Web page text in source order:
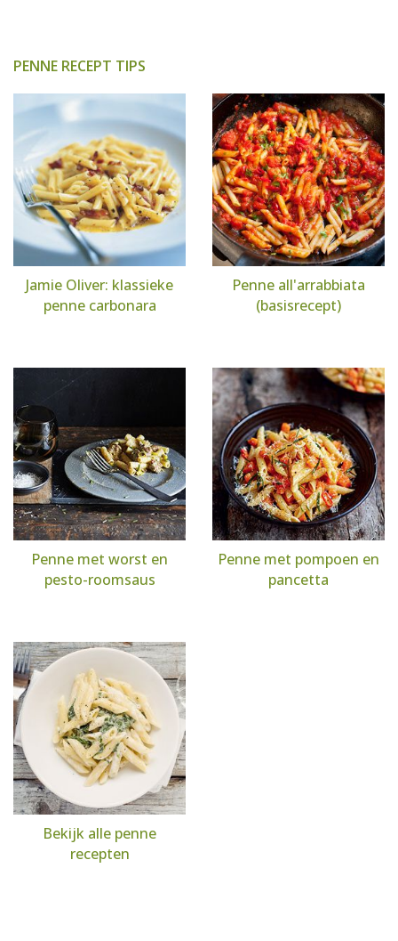
PENNE RECEPT TIPS
Jamie Oliver: klassieke
penne carbonara
Penne all'arrabbiata
(basisrecept)
Penne met worst en
pesto-roomsaus
Penne met pompoen en
pancetta
Bekijk alle penne
recepten